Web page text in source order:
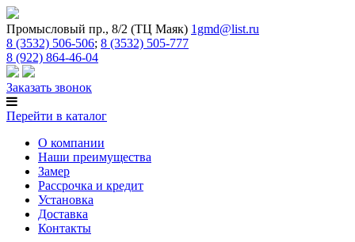
Промысловый пр., 8/2 (ТЦ Маяк) 1gmd@list.ru
8 (3532) 506-506; 8 (3532) 505-777
8 (922) 864-46-04
Заказать звонок
Перейти в каталог
О компании
Наши преимущества
Замер
Рассрочка и кредит
Установка
Доставка
Контакты